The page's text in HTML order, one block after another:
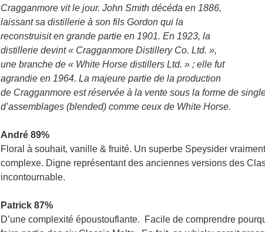
Cragganmore vit le jour. John Smith décéda en 1886,
laissant sa distillerie à son fils Gordon qui la
reconstruisit en grande partie en 1901. En 1923, la
distillerie devint « Cragganmore Distillery Co. Ltd. »,
une branche de « White Horse distillers Ltd. » ; elle fut
agrandie en 1964. La majeure partie de la production
de Cragganmore est réservée à la vente sous la forme de
d’assemblages (blended) comme ceux de White Horse.
André 89%
Floral à souhait, vanille & fruité. Un superbe Speysider
complexe. Digne représentant des anciennes versions des
incontournable.
Patrick 87%
D’une complexité époustouflante. Facile de comprendre